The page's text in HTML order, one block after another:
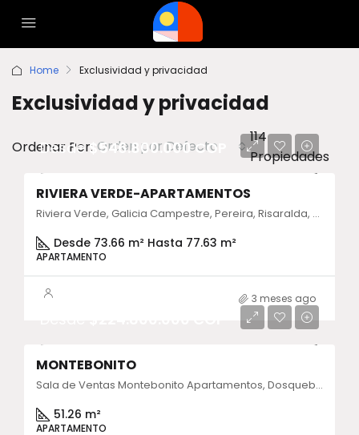
Home Exclusividad y privacidad
Exclusividad y privacidad
114
Propiedades
Ordenar Por: Orden por Defecto
Desde$546.800.000 COP
RIVIERA VERDE-APARTAMENTOS
Riviera Verde, Galicia Campestre, Pereira, Risaralda, Colombia
Desde 73.66 m² Hasta 77.63 m²
APARTAMENTO
3 meses ago
MONTEBONITO
Sala de Ventas Montebonito Apartamentos, Dosquebradas, Risaralda, Colombia
51.26 m²
APARTAMENTO